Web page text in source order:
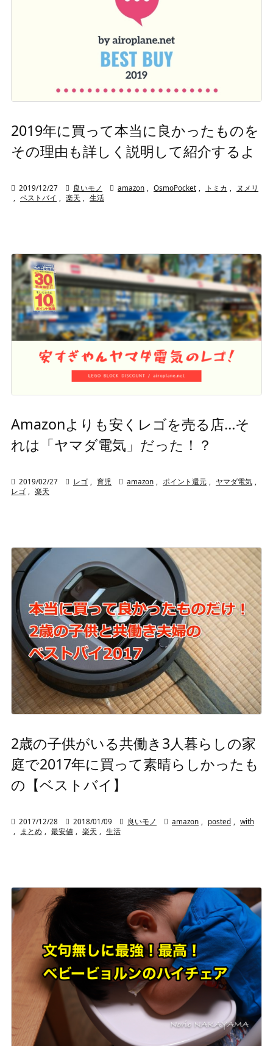
2019年に買って本当に良かったものを
その理由も詳しく説明して紹介するよ
 2019/12/27  良いモノ  amazon , OsmoPocket , トミカ ,
ヌメリ
, ベストバイ , 楽天 , 生活
Amazonよりも安くレゴを売る店…そ
れは「ヤマダ電気」だった！？
 2019/02/27  レゴ , 育児  amazon , ポイント還元 , ヤマダ電気 ,
レゴ , 楽天
2歳の子供がいる共働き3人暮らしの家
庭で2017年に買って素晴らしかったも
の【ベストバイ】
 2017/12/28  2018/01/09  良いモノ  amazon , posted , with
,
まとめ , 最安値 , 楽天 , 生活